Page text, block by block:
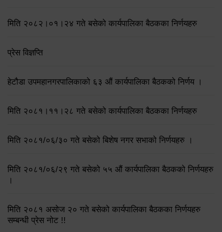
मिति २०८२।०१।२४ गते बसेको कार्यपालिका बैठकका निर्णयहरु
प्रेस विज्ञप्ति
हेटौडा उपमहानगरपालिकाको ६३ औं कार्यपालिका बैठकको निर्णय ।
मिति २०८१।११।२८ गते बसेको कार्यपालिका बैठकका निर्णयहरु
मिति २०८१/०६/३० गते बसेको बिशेष नगर सभाको निर्णयहरु ।
मिति २०८१/०६/२९ गते बसेको ५५ औं कार्यपालिका बैठकको निर्णयहरु
।
मिति २०८१ असोज २० गते बसेको कार्यपालिका बैठकका निर्णयहरु
सम्बन्धी प्रेस नोट !!